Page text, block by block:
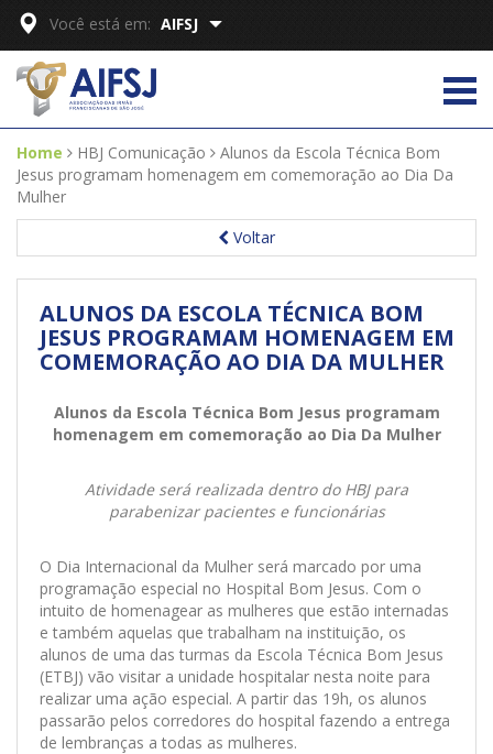
Você está em: AIFSJ
Home HBJ Comunicação
Alunos da Escola Técnica Bom
Jesus programam homenagem em comemoração ao Dia Da
Mulher
Voltar
ALUNOS DA ESCOLA TÉCNICA BOM
JESUS PROGRAMAM HOMENAGEM EM
COMEMORAÇÃO AO DIA DA MULHER
Alunos da Escola Técnica Bom Jesus programam
homenagem em comemoração ao Dia Da Mulher
Atividade será realizada dentro do HBJ para
parabenizar pacientes e funcionárias
O Dia Internacional da Mulher será marcado por uma
programação especial no Hospital Bom Jesus. Com o
intuito de homenagear as mulheres que estão internadas
e também aquelas que trabalham na instituição, os
alunos de uma das turmas da Escola Técnica Bom Jesus
(ETBJ) vão visitar a unidade hospitalar nesta noite para
realizar uma ação especial. A partir das 19h, os alunos
passarão pelos corredores do hospital fazendo a entrega
de lembranças a todas as mulheres.